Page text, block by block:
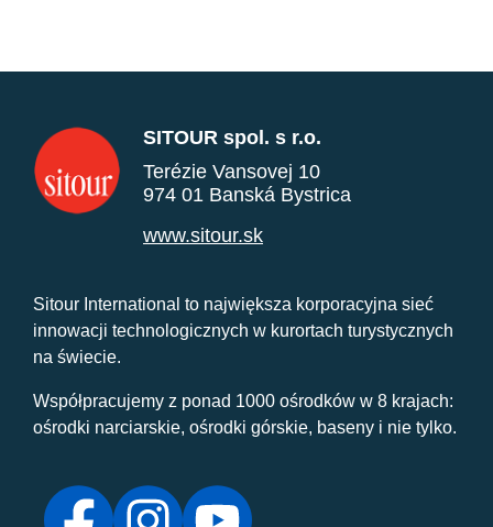
SITOUR spol. s r.o.
Terézie Vansovej 10
974 01 Banská Bystrica
www.sitour.sk
Sitour International to największa korporacyjna sieć
innowacji technologicznych w kurortach turystycznych
na świecie.
Współpracujemy z ponad 1000 ośrodków w 8 krajach:
ośrodki narciarskie, ośrodki górskie, baseny i nie tylko.